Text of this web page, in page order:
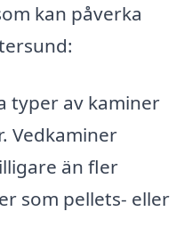
kan påverka
typer av kaminer
Vedkaminer
än fler
som pellets- eller